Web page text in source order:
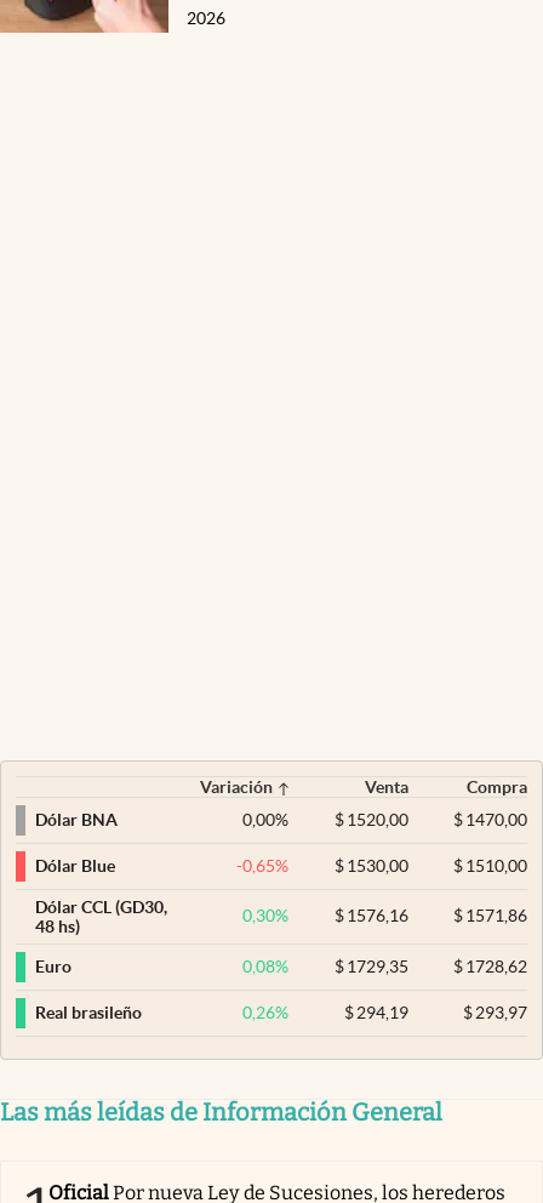
2026
Variación Venta
Compra
Dólar BNA
0,00% $ 1520,00 $1470,00
Dólar Blue -0,65% $ 1530,00 $1510,00
Dólar CCL (GD30,
48 hs)
0,30% $ 1576,16 $1571,86
Euro 0,08% $ 1729,35 $1728,62
Real brasileño 0,26% $ 294,19 $293,97
Las más leídas de Información General
OficialPor nueva Ley de Sucesiones, los herederos